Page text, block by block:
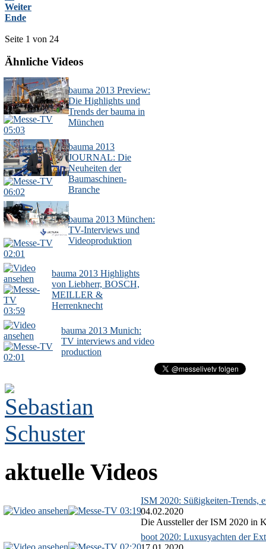
Weiter
Ende
Seite 1 von 24
Ähnliche Videos
05:03
bauma 2013 Preview:
Die Highlights und
Trends der bauma in
München
06:02
bauma 2013
JOURNAL: Die
Neuheiten der
Baumaschinen-
Branche
02:01
bauma 2013 München:
TV-Interviews und
Videoproduktion
03:59
bauma 2013 Highlights
von Liebherr, BOSCH,
MEILLER &
Herrenknecht
02:01
bauma 2013 Munich:
TV interviews and video
production
aktuelle Videos
03:19
ISM 2020: Süßigkeiten-Trends,
04.02.2020
Die Aussteller der ISM 2020 in
02:20
boot 2020: Luxusyachten der